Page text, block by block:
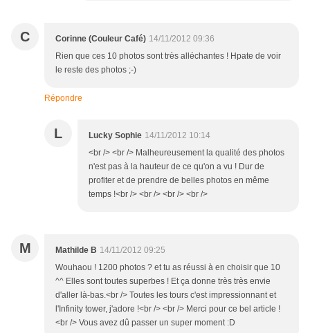
C Corinne (Couleur Café) 14/11/2012 09:36
Rien que ces 10 photos sont très alléchantes ! Hpate de voir
le reste des photos ;-)
Répondre
L Lucky Sophie 14/11/2012 10:14
<br /> <br /> Malheureusement la qualité des photos
n'est pas à la hauteur de ce qu'on a vu ! Dur de
profiter et de prendre de belles photos en même
temps !<br /> <br /> <br /> <br />
M Mathilde B 14/11/2012 09:25
Wouhaou ! 1200 photos ? et tu as réussi à en choisir que 10
^^ Elles sont toutes superbes ! Et ça donne très très envie
d'aller là-bas.<br /> Toutes les tours c'est impressionnant et
l'Infinity tower, j'adore !<br /> <br /> Merci pour ce bel article !
<br /> Vous avez dû passer un super moment :D